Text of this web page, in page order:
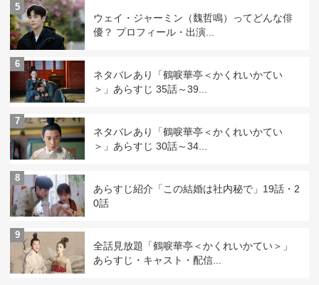
5
ウェイ・ジャーミン（魏哲鳴）ってどんな俳
優？ プロフィール・出演...
6
ネタバレあり「鶴唳華亭＜かくれいかてい
＞」あらすじ 35話～39...
7
ネタバレあり「鶴唳華亭＜かくれいかてい
＞」あらすじ 30話～34...
8
あらすじ紹介「この結婚は社内秘で」19話・2
0話
9
全話見放題「鶴唳華亭＜かくれいかてい＞」
あらすじ・キャスト・配信...